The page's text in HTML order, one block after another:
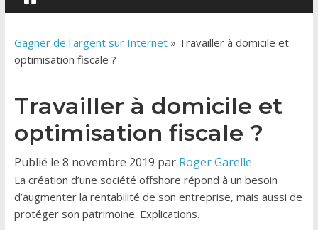
Gagner de l'argent sur Internet» Travailler à domicile et
optimisation fiscale ?
Travailler à domicile et
optimisation fiscale ?
Publié le 8 novembre 2019 par Roger Garelle
La création d’une société offshore répond à un besoin
d’augmenter la rentabilité de son entreprise, mais aussi de
protéger son patrimoine. Explications.